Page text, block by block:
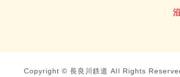
Copyright © 長良川鉄道 All Rights